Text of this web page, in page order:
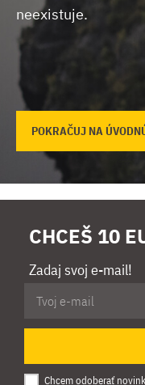
neexistuje.
POKRAČUJ NA
CHCEŠ 10
Zadaj svoj e-mail!
Chcem odoberať